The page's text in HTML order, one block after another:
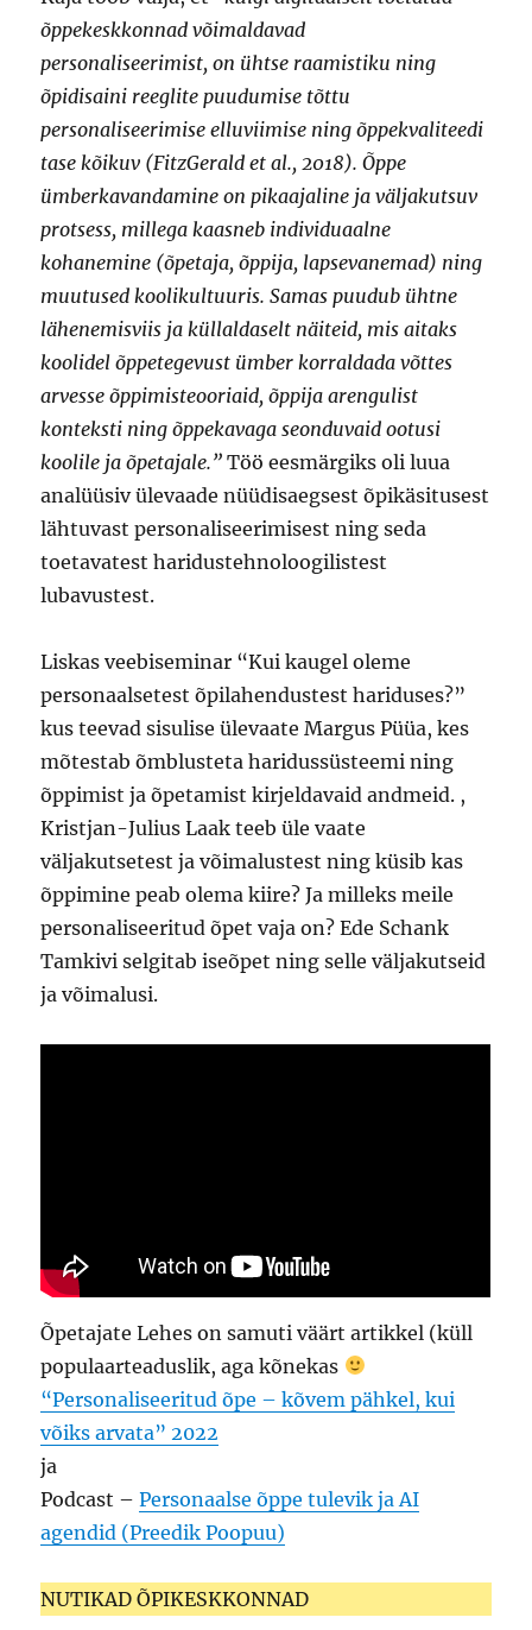
õppekeskkonnad võimaldavad
personaliseerimist, on ühtse raamistiku ning
õpidisaini reeglite puudumise tõttu
personaliseerimise elluviimise ning õppekvaliteedi
tase kõikuv (FitzGerald et al., 2018). Õppe
ümberkavandamine on pikaajaline ja väljakutsuv
protsess, millega kaasneb individuaalne
kohanemine (õpetaja, õppija, lapsevanemad) ning
muutused koolikultuuris. Samas puudub ühtne
lähenemisviis ja küllaldaselt näiteid, mis aitaks
koolidel õppetegevust ümber korraldada võttes
arvesse õppimisteooriaid, õppija arengulist
konteksti ning õppekavaga seonduvaid ootusi
koolile ja õpetajale.” Töö eesmärgiks oli luua
analüüsiv ülevaade nüüdisaegsest õpikäsitusest
lähtuvast personaliseerimisest ning seda
toetavatest haridustehnoloogilistest
lubavustest.
Liskas veebiseminar “Kui kaugel oleme
personaalsetest õpilahendustest hariduses?”
kus teevad sisulise ülevaate Margus Püüa, kes
mõtestab õmblusteta haridussüsteemi ning
õppimist ja õpetamist kirjeldavaid andmeid. ,
Kristjan-Julius Laak teeb üle vaate
väljakutsetest ja võimalustest ning küsib kas
õppimine peab olema kiire? Ja milleks meile
personaliseeritud õpet vaja on? Ede Schank
Tamkivi selgitab iseõpet ning selle väljakutseid
ja võimalusi.
Õpetajate Lehes on samuti väärt artikkel (küll
populaarteaduslik, aga kõnekas
“Personaliseeritud õpe – kõvem pähkel, kui
võiks arvata” 2022
ja
Podcast –Personaalse õppe tulevik ja AI
agendid (Preedik Poopuu)
NUTIKAD ÕPIKESKKONNAD